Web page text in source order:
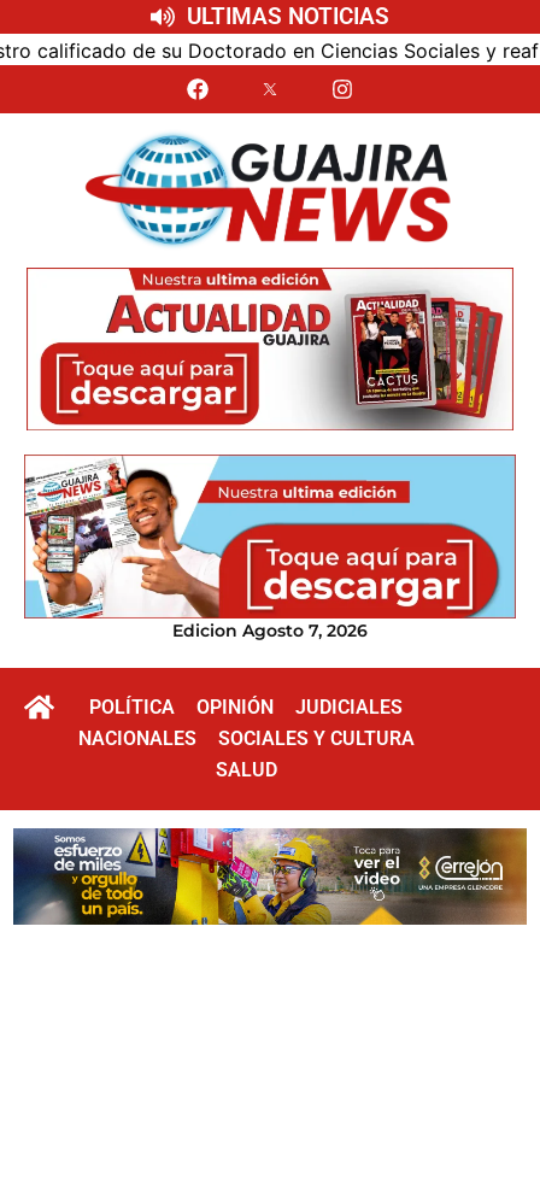
ULTIMAS NOTICIAS
de su Doctorado en Ciencias Sociales y reafirmó
Edicion Agosto 7, 2026
POLÍTICA OPINIÓN
JUDICIALES
NACIONALES
SOCIALES Y CULTURA
SALUD